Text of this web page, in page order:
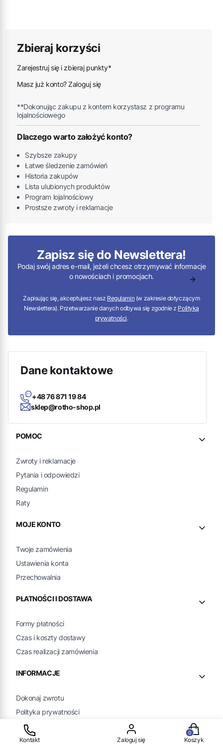
Zbieraj korzyści
Zarejestruj się i zbieraj punkty*
Masz już konto? Zaloguj się
**Dokonując zakupu z kontem korzystasz z programu
lojalnościowego
Dlaczego warto założyć konto?
Szybsze zakupy
Łatwe śledzenie zamówień
Historia zakupów
Lista ulubionych produktów
Program lojalnościowy
Prostsze zwroty i reklamacje
Zapisz się do Newslettera!
Podaj swój adres e-mail, jeżeli chcesz otrzymywać informacje
o nowościach i promocjach.
Zapisując się, akceptujesz nasz Regulamin (w zakresie dotyczącym
Newslettera). Przetwarzanie danych odbywa się zgodnie z Polityką
prywatności.
Dane kontaktowe
+48 76 871 19 84
sklep@rotho-shop.pl
Linki w stopce
POMOC
Zwroty i reklamacje
Pytania i odpowiedzi
Regulamin
Raty
MOJE KONTO
Twoje zamówienia
Ustawienia konta
Przechowalnia
PŁATNOŚCI I DOSTAWA
Formy płatności
Czas i koszty dostawy
Czas realizacji zamówienia
INFORMACJE
Dokonaj zwrotu
Polityka prywatności
Jak kupować?
Kontakt Zaloguj się
Produkty
Koszyk